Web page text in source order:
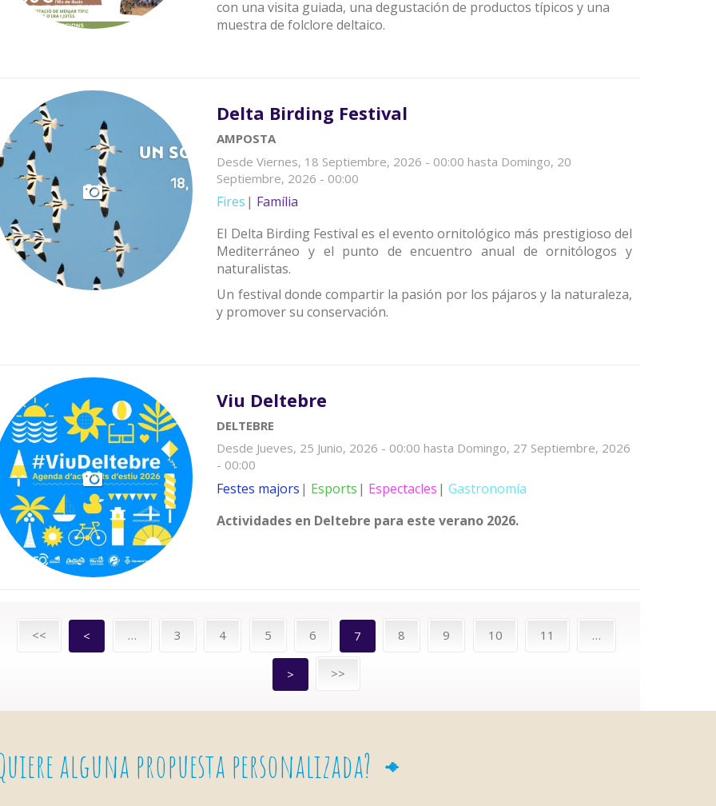
con una visita guiada, una degustación de productos típicos y una
muestra de folclore deltaico.
Delta Birding Festival
AMPOSTA
DesdeViernes, 18 Septiembre, 2026 - 00:00 hasta Domingo, 20
Septiembre, 2026 - 00:00
Fires
Família
El Delta Birding Festival es el evento ornitológico más prestigioso del
Mediterráneo y el punto de encuentro anual de ornitólogos y
naturalistas.
Un festival donde compartir la pasión por los pájaros y la naturaleza,
y promover su conservación.
Viu Deltebre
DELTEBRE
Desde Jueves, 25 Junio, 2026 - 00:00 hasta Domingo, 27 Septiembre, 2026
- 00:00
Festes majors Esports Espectacles
Gastronomía
Actividades en Deltebre para este verano 2026.
<< < … 3 4 5 6 7 8 9 10 11 …
> >>
alguna propuesta personalizada?